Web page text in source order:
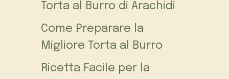
Torta al Burro di Arachidi
Come Preparare la
Migliore Torta al Burro
Ricetta Facile per la